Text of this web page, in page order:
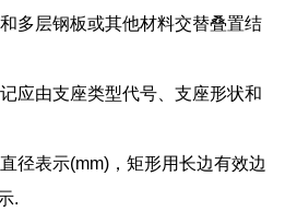
多层钢板或其他材料交替叠置结
应由支座类型代号、支座形状和
径表示(mm)，矩形用长边有效边
.